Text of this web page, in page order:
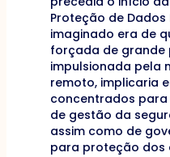
Proteção de Dados
imaginado era de
forçada de
impulsionada pela
remoto, implicaria
concentrados
de gestão da
assim como de
para proteção dos